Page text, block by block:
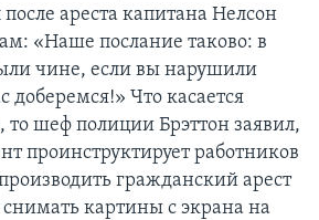
ареста капитана Нелсон
«Наше послание таково: в
чине, если вы нарушили
доберемся!» Что касается
то шеф полиции Брэттон заявил,
проинструктирует работников
гражданский арест
картины с экрана на